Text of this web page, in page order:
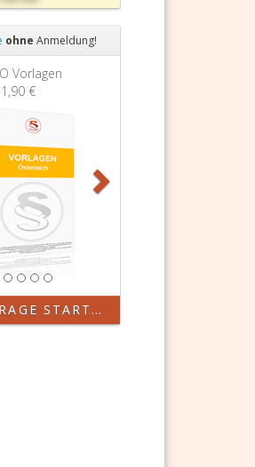
ohne Anmeldung!
€
JETZT ABFRAGE STARTEN